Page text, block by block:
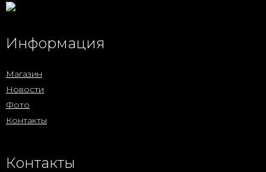
Информация
Магазин
Новости
Фото
Контакты
Контакты